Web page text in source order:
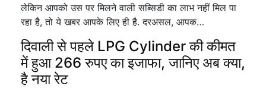
लेकिन आपको उस पर मिलने वाली सब्सिडी का लाभ नहीं मिल पा
रहा है, तो ये खबर आपके लिए ही है. दरअसल, आपक…
दिवाली से पहले LPG Cylinder की कीमत
में हुआ 266 रुपए का इजाफा, जानिए अब क्या,
है नया रेट